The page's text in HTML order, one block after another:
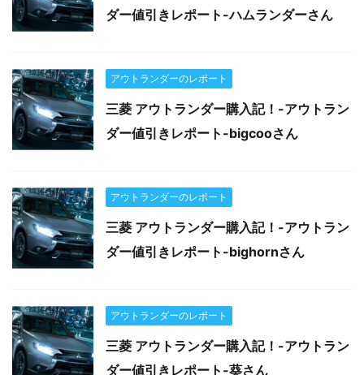
ダー値引きレポート-ハムランダーさん
アウトランダーのレポート
三菱 アウトランダー購入記！-アウトラン
ダー値引きレポート-bigcooさん
アウトランダーのレポート
三菱 アウトランダー購入記！-アウトラン
ダー値引きレポート-bighornさん
アウトランダーのレポート
三菱 アウトランダー購入記！-アウトラン
ダー値引きレポート-葵さん